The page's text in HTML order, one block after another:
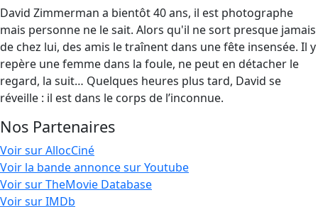
David Zimmerman a bientôt 40 ans, il est photographe
mais personne ne le sait. Alors qu'il ne sort presque jamais
de chez lui, des amis le traînent dans une fête insensée. Il y
repère une femme dans la foule, ne peut en détacher le
regard, la suit… Quelques heures plus tard, David se
réveille : il est dans le corps de l’inconnue.
Nos Partenaires
Voir sur AllocCiné
Voir la bande annonce sur Youtube
Voir sur TheMovie Database
Voir sur IMDb